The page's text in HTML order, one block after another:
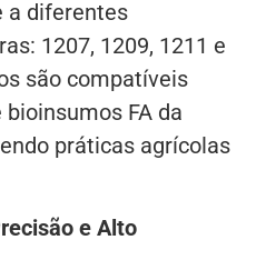
a diferentes
1207, 1209, 1211 e
são compatíveis
FA da
práticas agrícolas
e Alto